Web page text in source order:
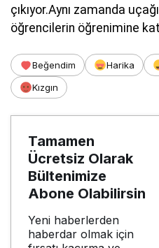
çıkıyor.Aynı zamanda
öğrencilerin öğrenimine
Beğendim Harika
Kızgın
Tamamen
Ücretsiz Olarak
Bültenimize
Abone Olabilirsin
Yeni haberlerden
haberdar olmak için